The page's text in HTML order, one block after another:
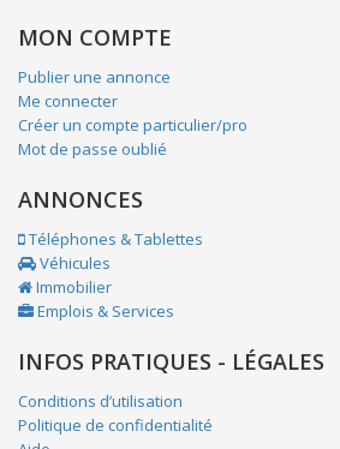
MON COMPTE
Publier une annonce
Me connecter
Créer un compte particulier/pro
Mot de passe oublié
ANNONCES
Téléphones & Tablettes
Véhicules
Immobilier
Emplois & Services
INFOS PRATIQUES - LÉGALES
Conditions d’utilisation
Politique de confidentialité